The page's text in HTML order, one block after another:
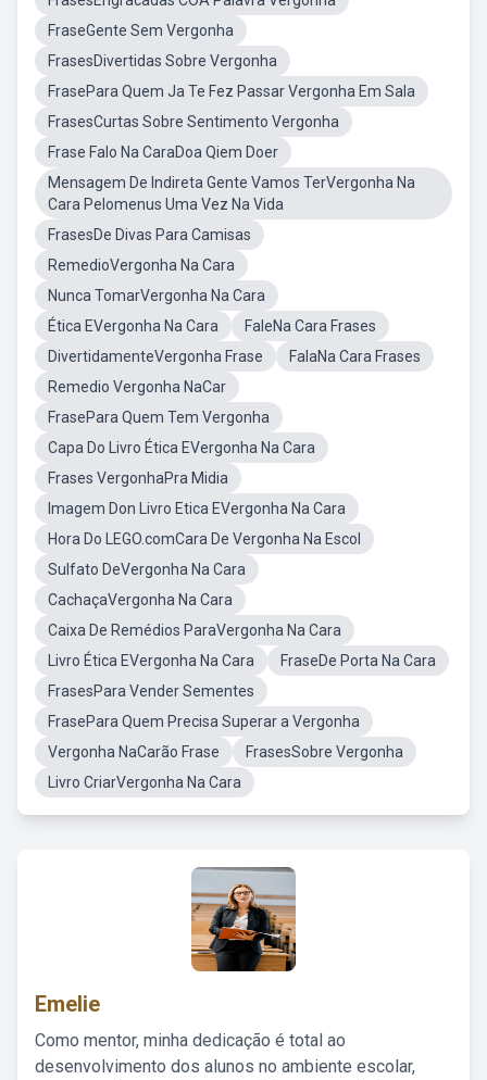
FraseGente Sem Vergonha
FrasesDivertidas Sobre Vergonha
FrasePara Quem Ja Te Fez Passar Vergonha Em Sala
FrasesCurtas Sobre Sentimento Vergonha
Frase Falo Na CaraDoa Qiem Doer
Mensagem De Indireta Gente Vamos TerVergonha Na
Cara Pelomenus Uma Vez Na Vida
FrasesDe Divas Para Camisas
RemedioVergonha Na Cara
Nunca TomarVergonha Na Cara
Ética EVergonha Na Cara
FaleNa Cara Frases
DivertidamenteVergonha Frase
FalaNa Cara Frases
Remedio Vergonha NaCar
FrasePara Quem Tem Vergonha
Capa Do Livro Ética EVergonha Na Cara
Frases VergonhaPra Midia
Imagem Don Livro Etica EVergonha Na Cara
Hora Do LEGO.comCara De Vergonha Na Escol
Sulfato DeVergonha Na Cara
CachaçaVergonha Na Cara
Caixa De Remédios ParaVergonha Na Cara
Livro Ética EVergonha Na Cara
FraseDe Porta Na Cara
FrasesPara Vender Sementes
FrasePara Quem Precisa Superar a Vergonha
Vergonha NaCarão Frase
FrasesSobre Vergonha
Livro CriarVergonha Na Cara
Emelie
Como mentor, minha dedicação é total ao
desenvolvimento dos alunos no ambiente escolar,